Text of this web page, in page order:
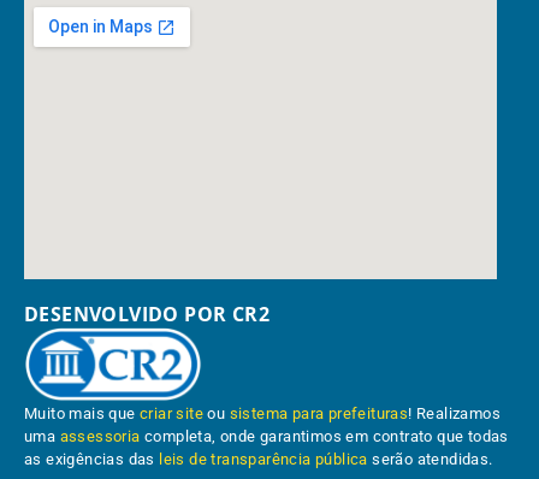
DESENVOLVIDO POR CR2
Muito mais quecriar site ou sistema para prefeituras! Realizamos
uma assessoria completa, onde garantimos em contrato que todas
as exigências das leis de transparência pública serão atendidas.